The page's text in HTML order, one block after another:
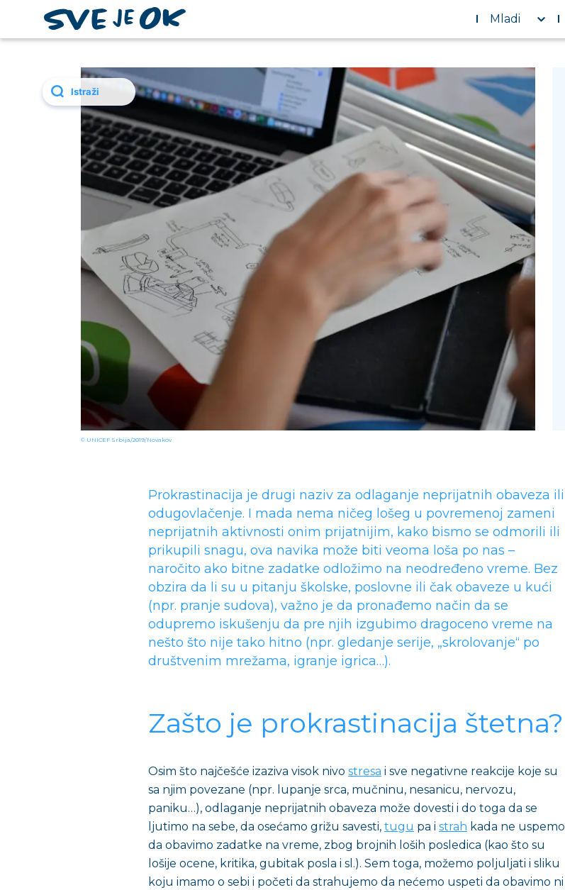
Mladi
© UNICEF Srbija/2019/Novakov
Prokrastinacija je drugi naziv za odlaganje neprijatnih obaveza ili
odugovlačenje. I mada nema ničeg lošeg u povremenoj zameni
neprijatnih aktivnosti onim prijatnijim, kako bismo se odmorili ili
prikupili snagu, ova navika može biti veoma loša po nas –
naročito ako bitne zadatke odložimo na neodređeno vreme. Bez
obzira da li su u pitanju školske, poslovne ili čak obaveze u kući
(npr. pranje sudova), važno je da pronađemo način da se
odupremo iskušenju da pre njih izgubimo dragoceno vreme na
nešto što nije tako hitno (npr. gledanje serije, „skrolovanje“ po
društvenim mrežama, igranje igrica…).
Zašto je prokrastinacija štetna?
Osim što najčešće izaziva visok nivo stresa i sve negativne reakcije koje su
sa njim povezane (npr. lupanje srca, mučninu, nesanicu, nervozu,
paniku…), odlaganje neprijatnih obaveza može dovesti i do toga da se
ljutimo na sebe, da osećamo grižu savesti, tugu pa i strah kada ne uspemo
da obavimo zadatke na vreme, zbog brojnih loših posledica (kao što su
lošije ocene, kritika, gubitak posla i sl.). Sem toga, možemo poljuljati i sliku
koju imamo o sebi i početi da strahujemo da nećemo uspeti da obavimo ni